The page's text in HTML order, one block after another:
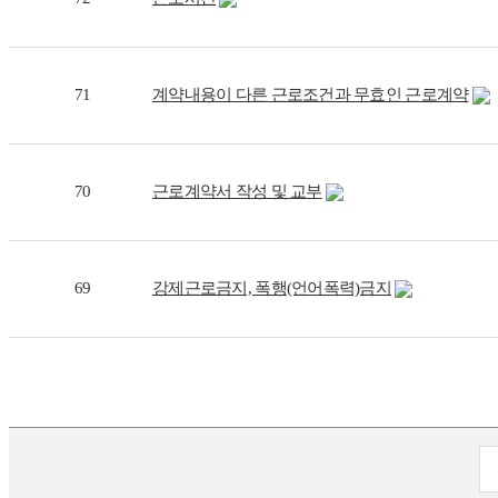
71 계약내용이 다른 근로조건과 무효인 근로계약
70 근로계약서 작성 및 교부
69 강제근로금지, 폭행(언어폭력)금지